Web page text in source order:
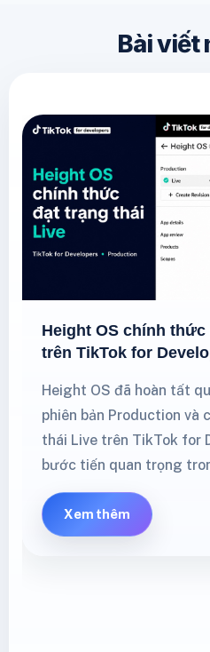
Bài viết
Height OS chính
trên TikTok for
Height OS đã hoàn tất
phiên bản Production
thái Live trên TikTok for
bước tiến quan trọng
Xem thêm